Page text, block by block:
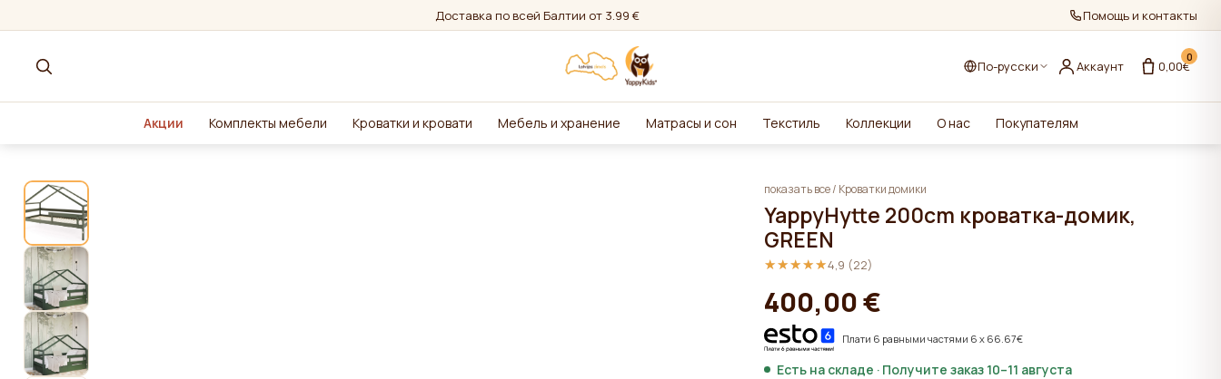
Доставка по всей Балтии от 3.99 € Помощь и контакты
По-русски Аккаунт
0
0,00€
Акции Комплекты мебели Кроватки и кровати Мебель и хранение Матрасы и сон Текстиль Коллекции О нас Покупателям
показать все/ Кроватки домики
YappyHytte 200cm кроватка-домик,
GREEN
★★★★★
★★★★★4,9 (22)
400,00 €
Плати 6 равными частями 6 x 66.67€
Есть на складе · Получите заказ 10–11 августа